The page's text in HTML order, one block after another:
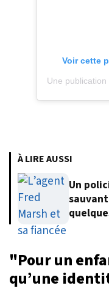
Voir cette
À LIRE AUSSI
Un
"Pour un
qu’une